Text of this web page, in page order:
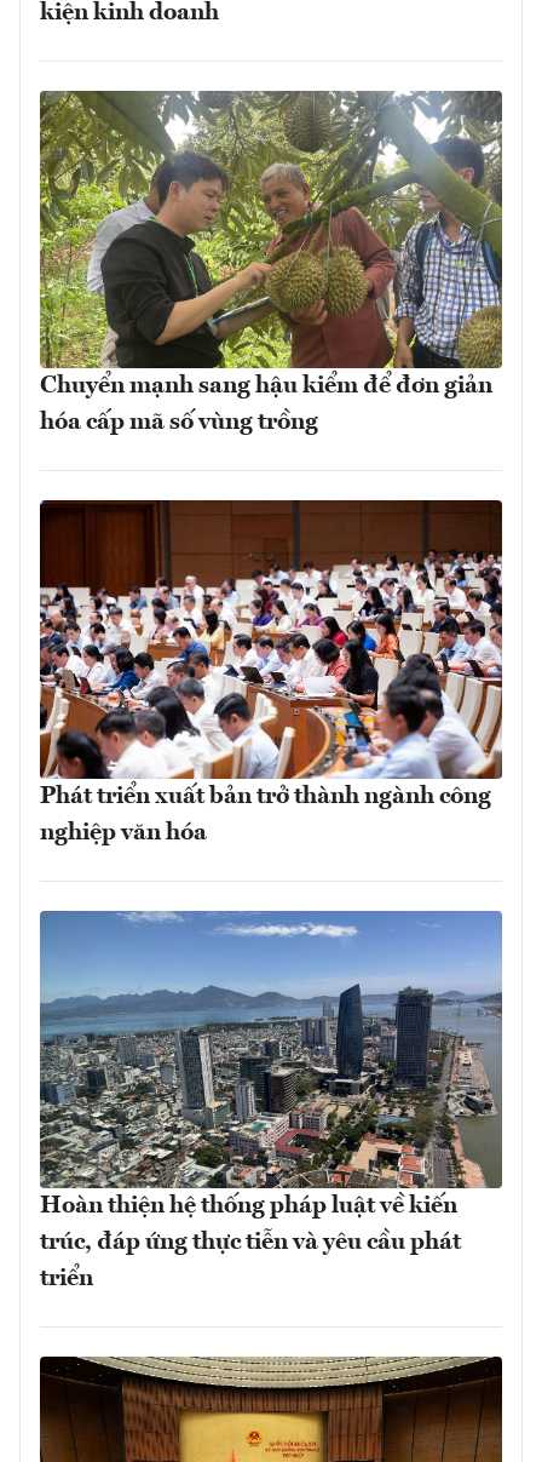
kiện kinh doanh
Chuyển mạnh sang hậu kiểm để đơn giản
hóa cấp mã số vùng trồng
Phát triển xuất bản trở thành ngành công
nghiệp văn hóa
Hoàn thiện hệ thống pháp luật về kiến
trúc, đáp ứng thực tiễn và yêu cầu phát
triển